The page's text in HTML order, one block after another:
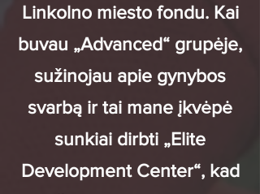
Linkolno miesto fondu. Kai
buvau „Advanced“ grupėje,
sužinojau apie gynybos
svarbą ir tai mane įkvėpė
sunkiai dirbti „Elite
Development Center“, kad